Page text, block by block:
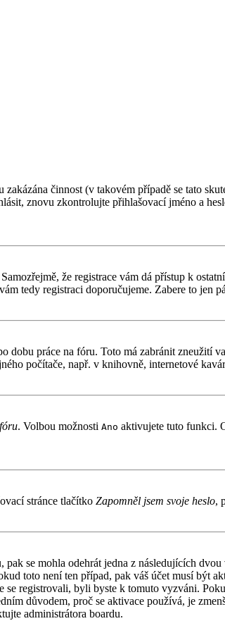
činnost (v takovém případě se tato
znovu zkontrolujte přihlašovací jméno a
že registrace vám dá přístup k
tedy registraci doporučujeme. Zabere to jen
dobu práce na fóru. Toto má zabránit zneužití
počítače, např. v knihovně, internetové
. Volbou možnosti Ano aktivujete tuto funkci.
stránce tlačítko Zapomněl jsem svoje heslo,
se mohla odehrát jedna z následujících
toto není ten případ, pak váš účet musí být
registrovali, byli byste k tomuto vyzváni.
důvodem, proč se aktivace používá, je
administrátora boardu.